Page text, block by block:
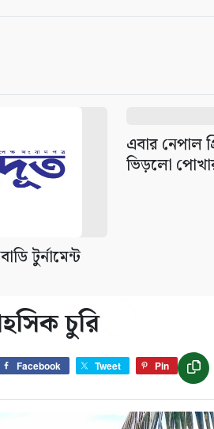
টুর্নামেন্ট
এবার নেপাল
ভিড়লো
চুরি
Facebook Tweet Pin